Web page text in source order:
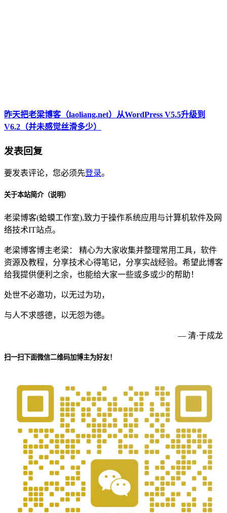
昨天把老梁博客（laoliang.net）从WordPress V5.5升级到
V6.2（并未感觉丝滑多少）
发表回复
要发表评论，您必须先登录。
关于本站简介（说明）
老梁博客(蛤蟆工作室),致力于操作系统应用与计算机软件及网
络技术IT站点。
老梁博客博主老梁： 精心为大家收集并整理常用工具，软件
资源及教程，分享技术心得笔记，分享实战经验。希望此博客
给我提供便利之余，也能给大家一些或多或少的帮助！
处世不必邀功，以无过为功，
与人不求感德，以无怨为德。
— 清·于成龙
扫一扫下面微信二维码加博主为好友！